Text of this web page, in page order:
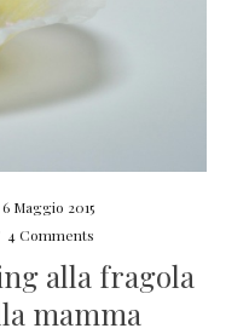
6 Maggio 2015
4 Comments
alla fragola
mamma